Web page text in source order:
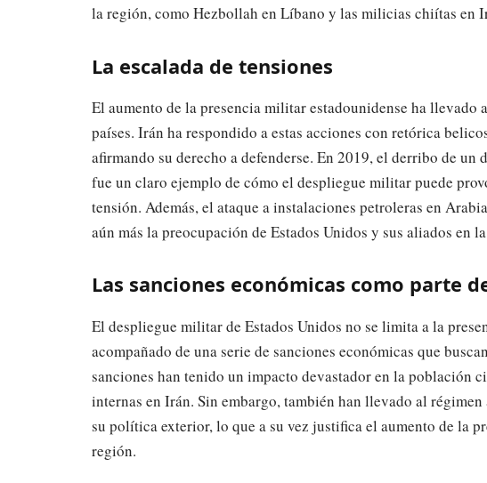
la región, como Hezbollah en Líbano y las milicias chiítas en
La escalada de tensiones
El aumento de la presencia militar estadounidense ha llevado
países. Irán ha respondido a estas acciones con retórica
afirmando su derecho a defenderse. En 2019, el derribo de un
fue un claro ejemplo de cómo el despliegue militar puede
tensión. Además, el ataque a instalaciones petroleras en
aún más la preocupación de Estados Unidos y sus aliados en
Las sanciones económicas como parte
El despliegue militar de Estados Unidos no se limita a la
acompañado de una serie de sanciones económicas que
sanciones han tenido un impacto devastador en la población
internas en Irán. Sin embargo, también han llevado al
su política exterior, lo que a su vez justifica el aumento de la
región.